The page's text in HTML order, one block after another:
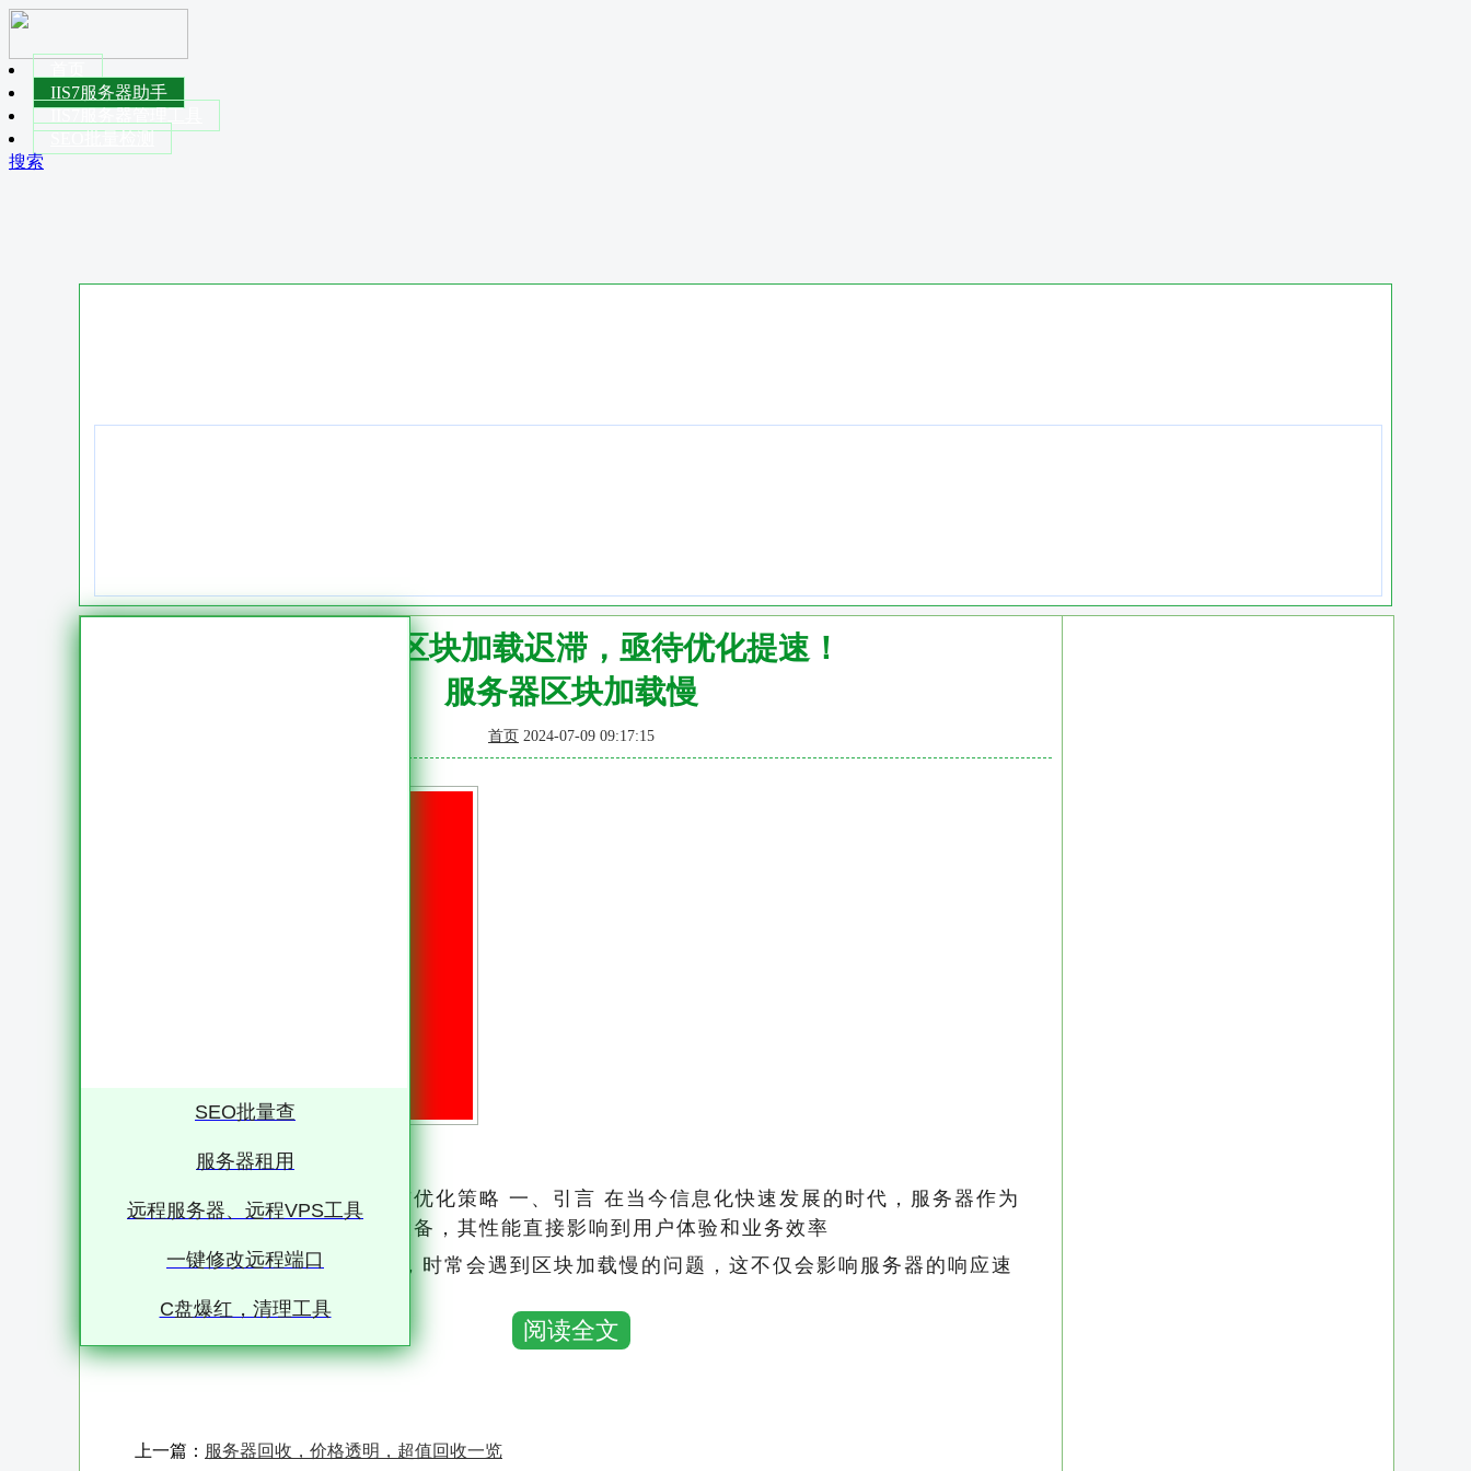
IIS7服务器助手
搜索
服务器区块加载迟滞，亟待优化提速！
服务器区块加载慢
首页 2024-07-09 09:17:15
服务器区块加载慢的原因分析与优化策略 一、引言 在当今信息化快速发展的时代，服务器作为
数据存储、处理和传输的核心设备，其性能直接影响到用户体验和业务效率
然而，服务器在运行过程中，时常会遇到区块加载慢的问题，这不仅会影响服务器的响应速
度，还可能导致用户流失和业务中断
本文将对服务器区块加载慢的原因进行深入分析，并提出相应的优化策略
阅读全文
上一篇： 服务器回收，价格透明，超值回收一览
SEO批量查
服务器租用
远程服务器、远程VPS工具
一键修改远程端口
C盘爆红，清理工具